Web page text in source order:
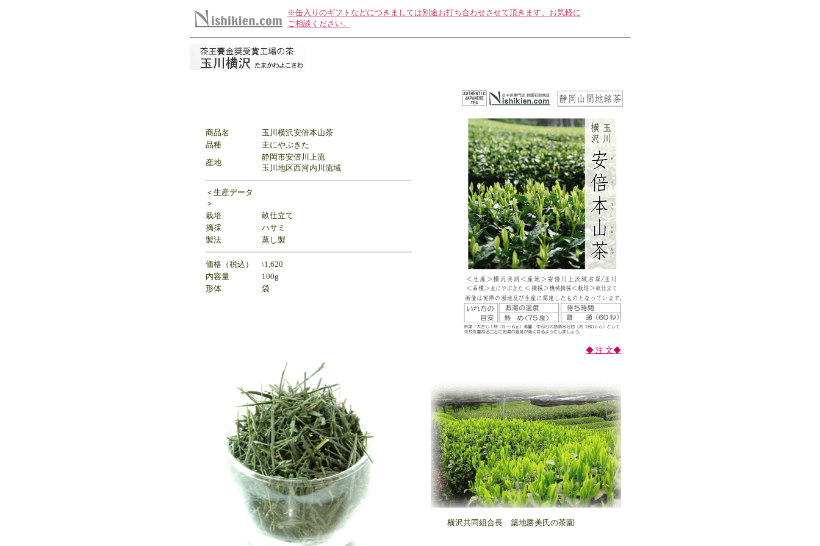
※缶入りのギフトなどにつきましては別途お打ち合わせさせて頂きます。お気軽に
ご相談ください。
商品名
玉川横沢安倍本山茶
品種
主にやぶきた
産地
静岡市安倍川上流
玉川地区西河内川流域
＜生産データ
＞
栽培
畝仕立て
摘採
ハサミ
製法
蒸し製
価格（税込）
\1,620
内容量
100g
形体
袋
◆ 注 文◆
横沢共同組合長 築地勝美氏の茶園